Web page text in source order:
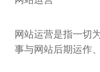
网站运营是指一切
事与网站后期运作